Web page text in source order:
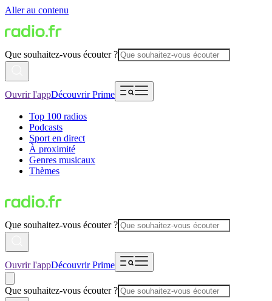
Aller au contenu
Que souhaitez-vous écouter ?
Ouvrir l'appDécouvrir Prime
Top 100 radios
Podcasts
Sport en direct
À proximité
Genres musicaux
Thèmes
Que souhaitez-vous écouter ?
Ouvrir l'appDécouvrir Prime
Que souhaitez-vous écouter ?